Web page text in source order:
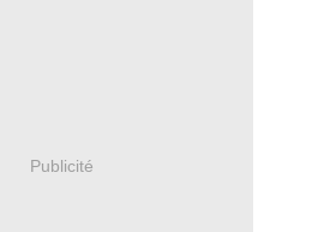
Publicité